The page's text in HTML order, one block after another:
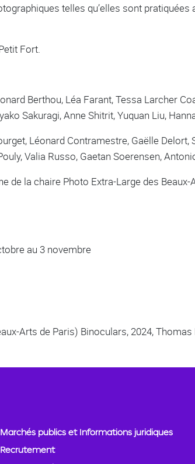
telles qu’elles sont pratiquées
Fort.
Berthou, Léa Farant, Tessa Larcher
Sakuragi, Anne Shitrit, Yuquan Liu,
Léonard Contramestre, Gaëlle
Valia Russo, Gaetan Soerensen,
de la chaire Photo Extra-Large des Beaux-
au 3 novembre
Arts de Paris) Binoculars, 2024,
Marchés publics et Informations juridiques
Recrutement